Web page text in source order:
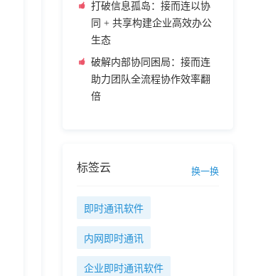
打破信息孤岛：接而连以协
同 + 共享构建企业高效办公
生态
破解内部协同困局：接而连
助力团队全流程协作效率翻
倍
标签云 换一换
即时通讯软件
内网即时通讯
企业即时通讯软件